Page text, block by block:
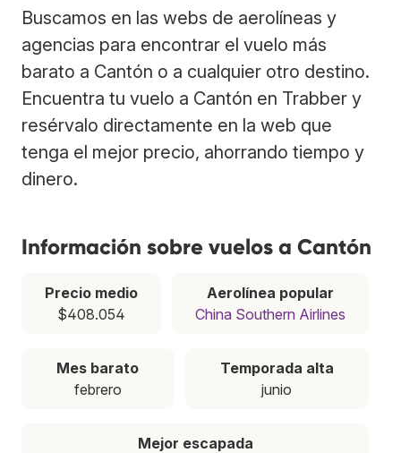
Buscamos en las webs de aerolíneas y
agencias para encontrar el vuelo más
barato a Cantón o a cualquier otro destino.
Encuentra tu vuelo a Cantón en Trabber y
resérvalo directamente en la web que
tenga el mejor precio, ahorrando tiempo y
dinero.
Información sobre vuelos a Cantón
Precio medio
$408.054
Aerolínea popular
China Southern Airlines
Mes barato
febrero
Temporada alta
junio
Mejor escapada